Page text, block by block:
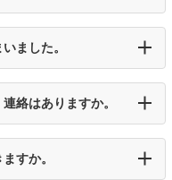
ました。
絡はありますか。
すか。